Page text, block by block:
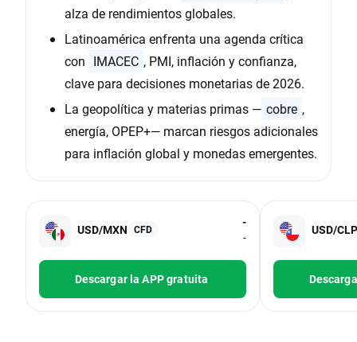
alza de rendimientos globales.
Latinoamérica enfrenta una agenda crítica
con IMACEC , PMI, inflación y confianza,
clave para decisiones monetarias de 2026.
La geopolítica y materias primas — cobre ,
energía, OPEP+— marcan riesgos adicionales
para inflación global y monedas emergentes.
USD/MXN CFD
-
-
Descargar la APP gratuita
USD/CLP